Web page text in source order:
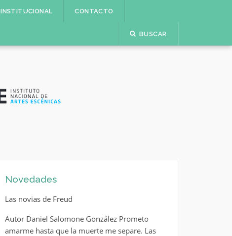
INSTITUCIONAL CONTACTO
BUSCAR
Novedades
Las novias de Freud
Autor Daniel Salomone González Prometo
amarme hasta que la muerte me separe. Las